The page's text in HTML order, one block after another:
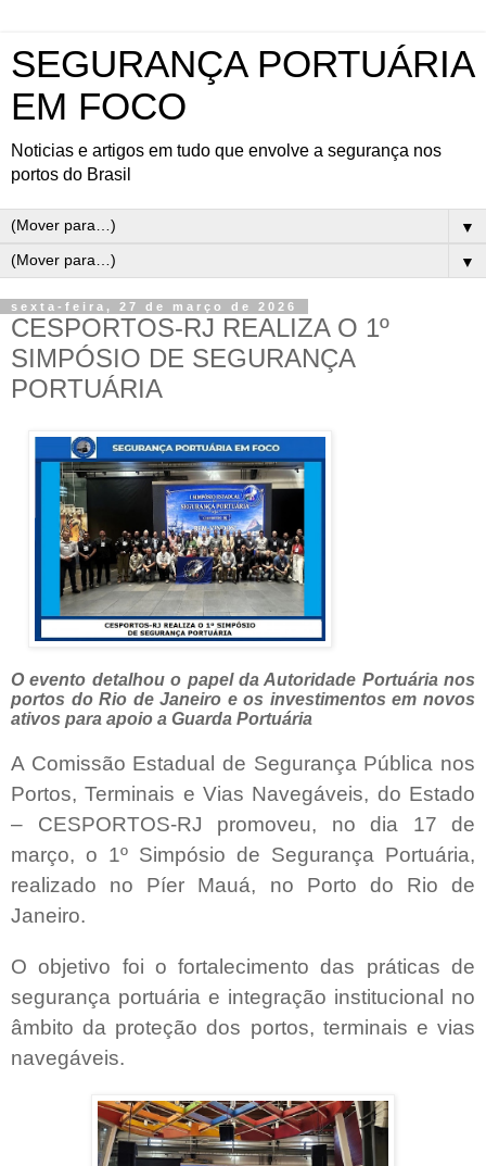
SEGURANÇA PORTUÁRIA
EM FOCO
Noticias e artigos em tudo que envolve a segurança nos
portos do Brasil
▼
▼
sexta-feira, 27 de março de 2026
CESPORTOS-RJ REALIZA O 1º
SIMPÓSIO DE SEGURANÇA
PORTUÁRIA
O evento detalhou o papel da Autoridade Portuária nos
portos do Rio de Janeiro e os investimentos em novos
ativos para apoio a Guarda Portuária
A Comissão Estadual de Segurança Pública nos
Portos, Terminais e Vias Navegáveis, do Estado
– CESPORTOS-RJ promoveu, no dia 17 de
março, o 1º Simpósio de Segurança Portuária,
realizado no Píer Mauá, no Porto do Rio de
Janeiro.
O objetivo foi o fortalecimento das práticas de
segurança portuária e integração institucional no
âmbito da proteção dos portos, terminais e vias
navegáveis.